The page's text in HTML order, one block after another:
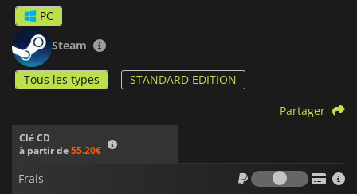
PC
Steam
Tous les types STANDARD EDITION
Clé CD
à partir de55.20€
Partager
Frais
Frais